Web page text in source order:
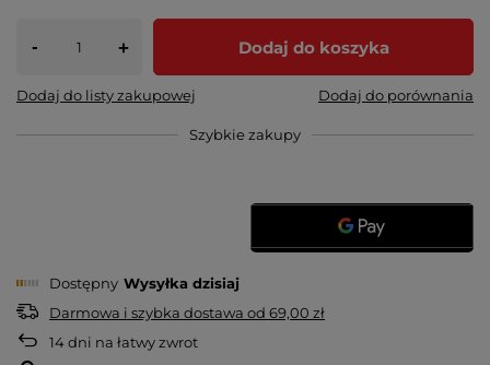
- + Dodaj do koszyka
Dodaj do listy zakupowej Dodaj do porównania
Szybkie zakupy
Dostępny Wysyłka dzisiaj
Darmowa i szybka dostawa od 69,00 zł
14dni na łatwy zwrot